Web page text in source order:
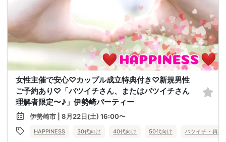
女性主催で安心♡カップル成立特典付き♡新規男性
ご予約あり♡「バツイチさん、またはバツイチさん
理解者限定〜♪」伊勢崎パーティー
伊勢崎市 | 8月22日(土) 16:00〜
HAPPINESS 30代向け 40代向け 50代向け バツイチ・再婚